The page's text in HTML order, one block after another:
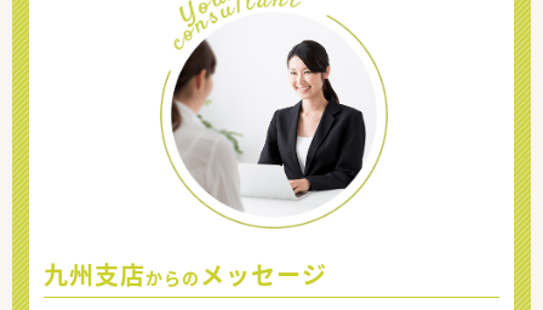
九州支店からの メッセージ